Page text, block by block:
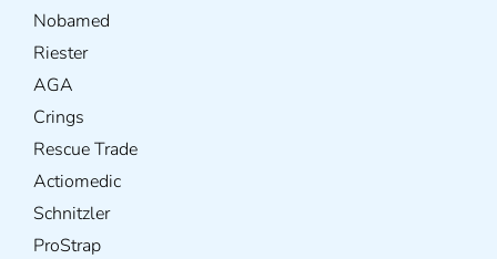
Nobamed
Riester
AGA
Crings
Rescue Trade
Actiomedic
Schnitzler
ProStrap